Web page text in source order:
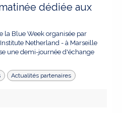
dédiée aux
la Blue Week organisée par
Netherland - à Marseille
une demi-journée d'échange
Actualités partenaires